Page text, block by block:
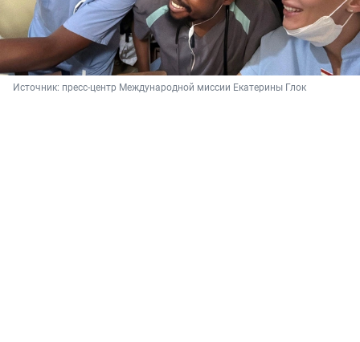
Источник: пресс-центр Международной миссии Екатерины Глок